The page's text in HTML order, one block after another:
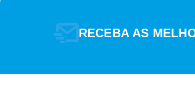
RECEBA AS